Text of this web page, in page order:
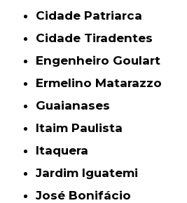
Cidade Patriarca
Cidade Tiradentes
Engenheiro Goulart
Ermelino Matarazzo
Guaianases
Itaim Paulista
Itaquera
Jardim Iguatemi
José Bonifácio